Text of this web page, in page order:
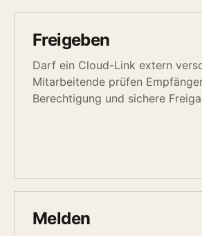
Freigeben
Darf ein Cloud-Link extern
Mitarbeitende prüfen
Berechtigung und sichere
Melden